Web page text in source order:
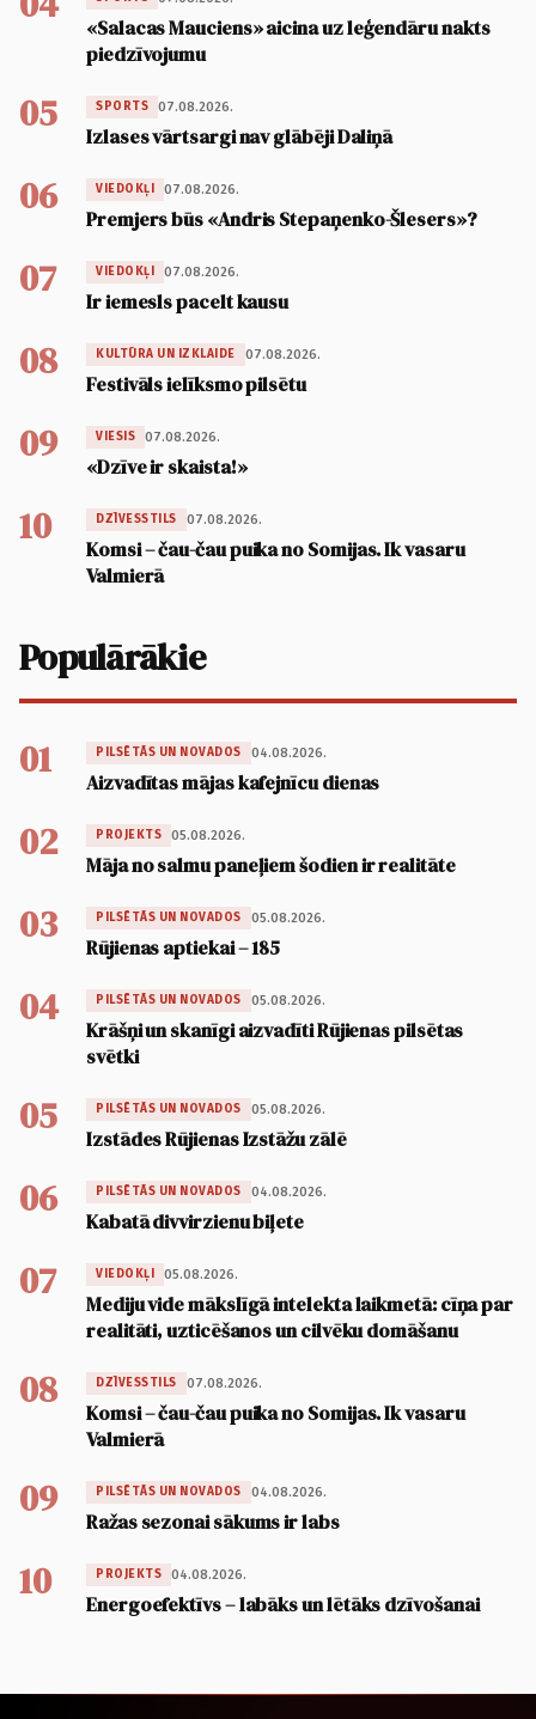
«Salacas Mauciens» aicina uz leģendāru nakts
piedzīvojumu
05 SPORTS 07.08.2026.
Izlases vārtsargi nav glābēji Daliņā
06 VIEDOKĻI 07.08.2026.
Premjers būs «Andris Stepaņenko-Šlesers»?
07 VIEDOKĻI 07.08.2026.
Ir iemesls pacelt kausu
08 KULTŪRA UN IZKLAIDE 07.08.2026.
Festivāls ielīksmo pilsētu
09 VIESIS 07.08.2026.
«Dzīve ir skaista!»
10 DZĪVESSTILS 07.08.2026.
Komsi – čau-čau puika no Somijas. Ik vasaru
Valmierā
Populārākie
01 PILSĒTĀS UN NOVADOS 04.08.2026.
Aizvadītas mājas kafejnīcu dienas
02 PROJEKTS 05.08.2026.
Māja no salmu paneļiem šodien ir realitāte
03 PILSĒTĀS UN NOVADOS 05.08.2026.
Rūjienas aptiekai – 185
04 PILSĒTĀS UN NOVADOS 05.08.2026.
Krāšņi un skanīgi aizvadīti Rūjienas pilsētas
svētki
05 PILSĒTĀS UN NOVADOS 05.08.2026.
Izstādes Rūjienas Izstāžu zālē
06 PILSĒTĀS UN NOVADOS 04.08.2026.
Kabatā divvirzienu biļete
07 VIEDOKĻI 05.08.2026.
Mediju vide mākslīgā intelekta laikmetā: cīņa par
realitāti, uzticēšanos un cilvēku domāšanu
08 DZĪVESSTILS 07.08.2026.
Komsi – čau-čau puika no Somijas. Ik vasaru
Valmierā
09 PILSĒTĀS UN NOVADOS 04.08.2026.
Ražas sezonai sākums ir labs
10 PROJEKTS 04.08.2026.
Energoefektīvs – labāks un lētāks dzīvošanai